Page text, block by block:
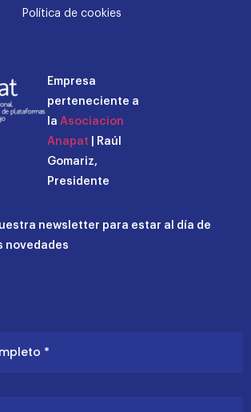
Política de cookies
Empresa
perteneciente a
la Asociacion
Anapat | Raúl
Gomariz,
Presidente
newsletter para estar al día de
novedades